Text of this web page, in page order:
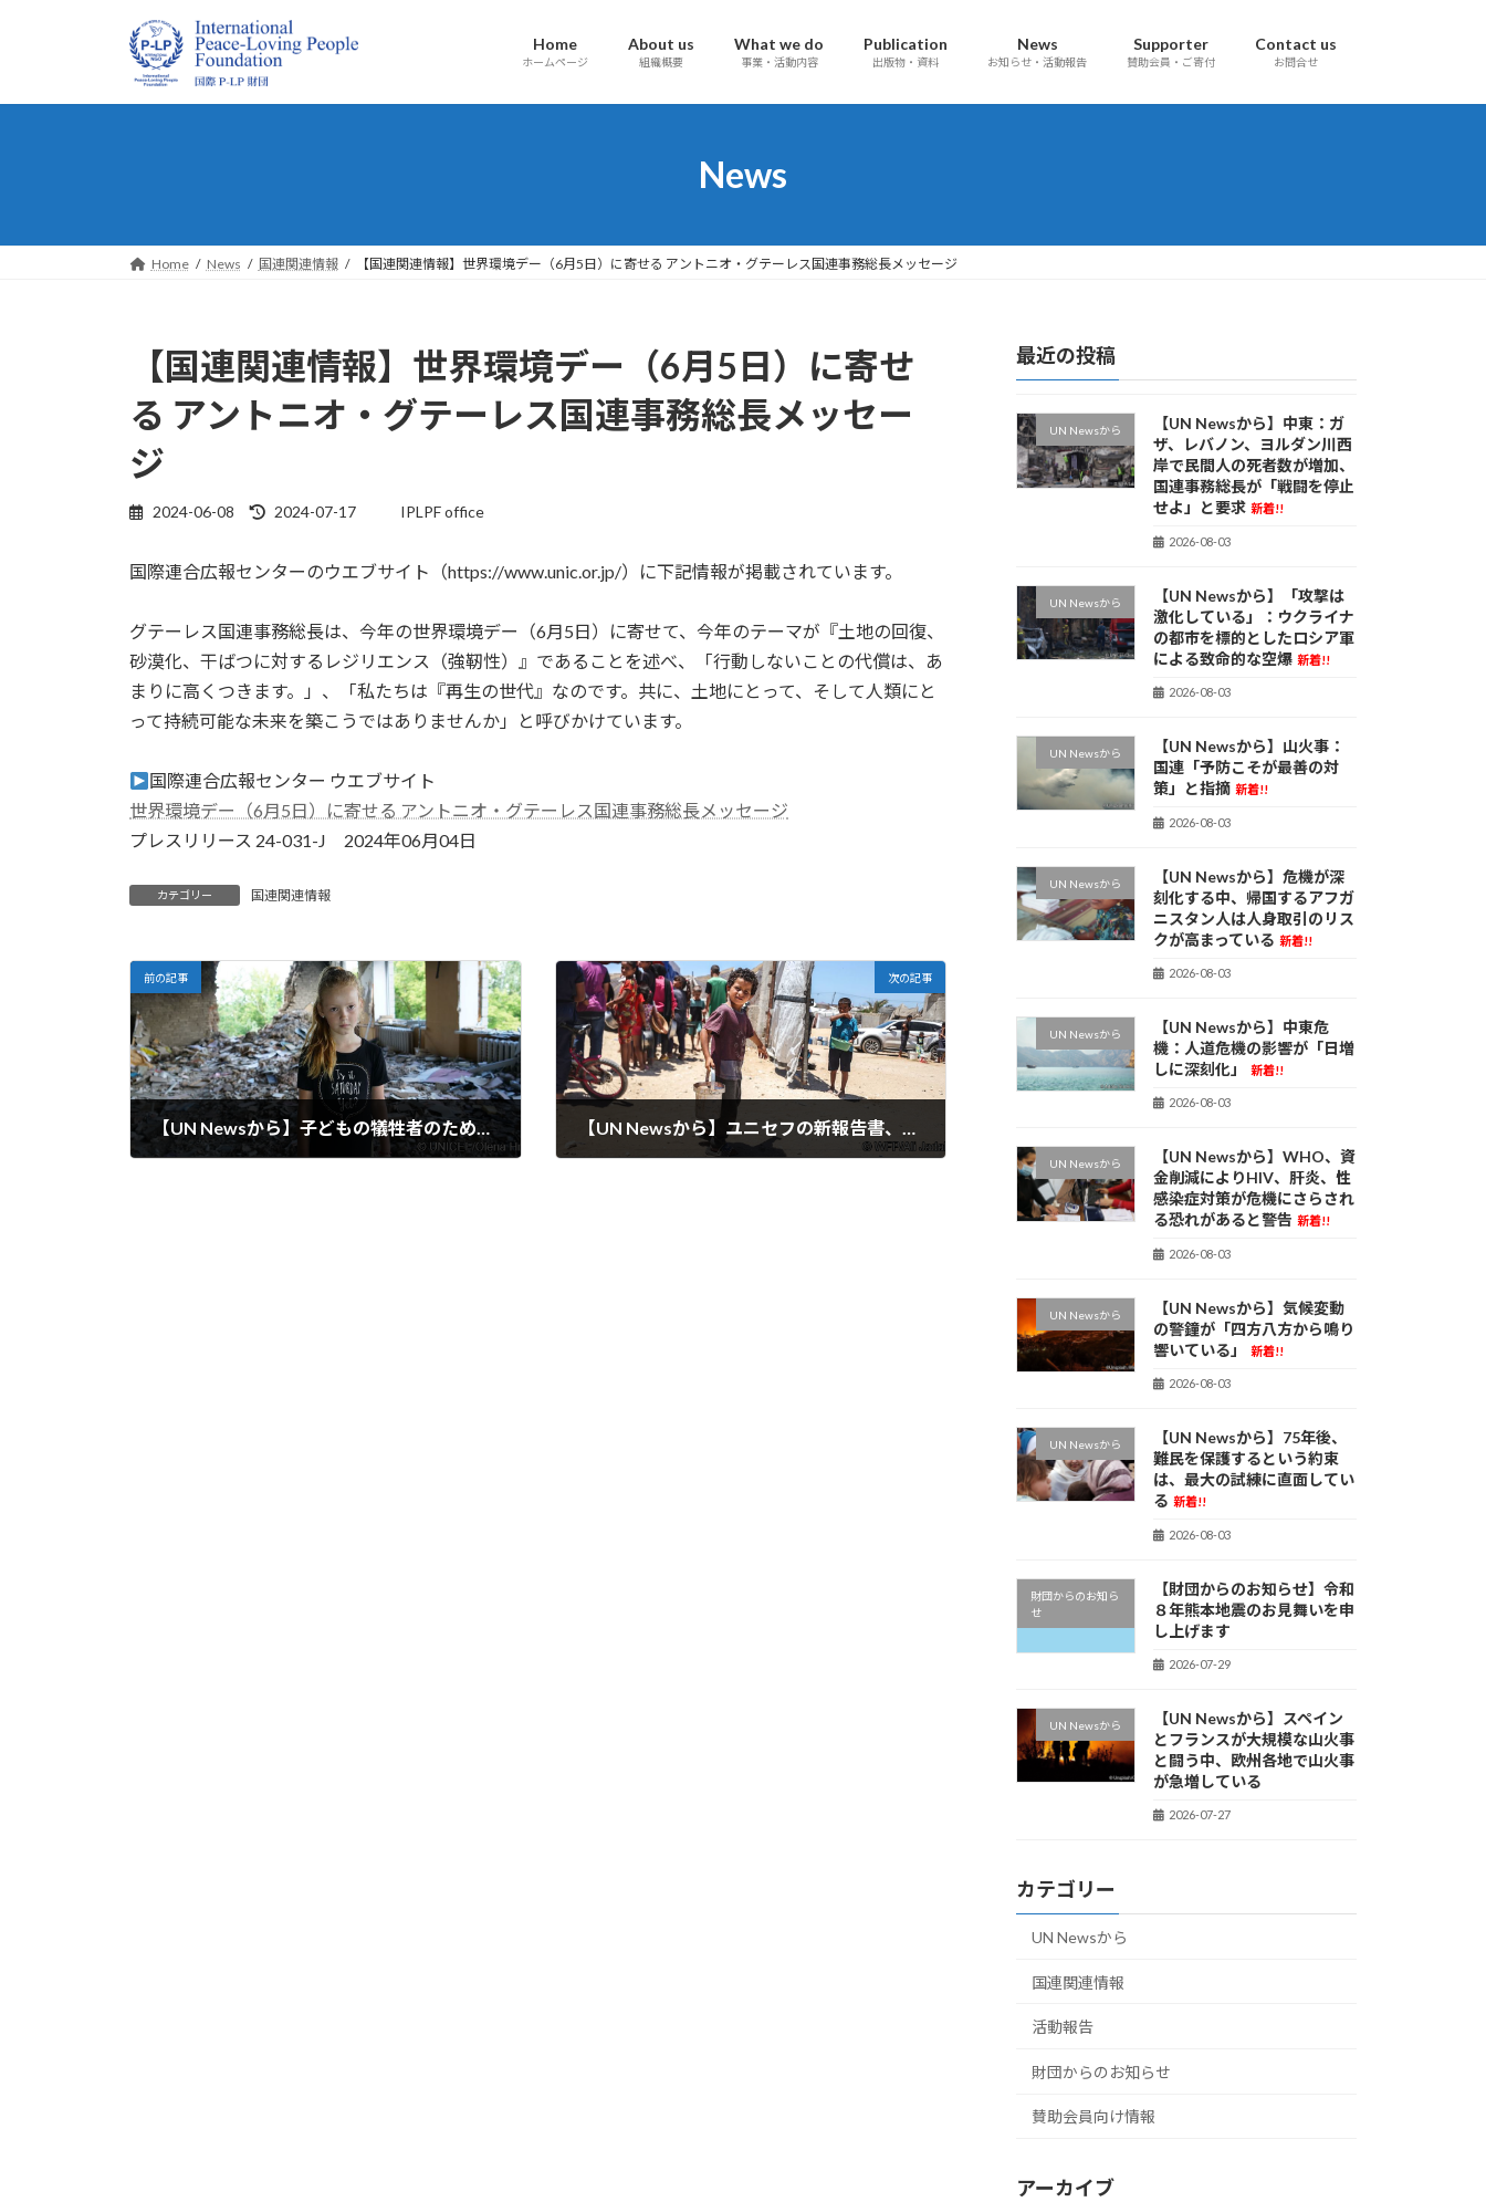
プ
動
Home
ホームページ
About us
組織概要
What we do
事業・活動内容
Publication
出版物・資料
News
お知らせ・活動報告
Supporter
賛助会員・ご寄付
Contact us
お問合せ
News
Home News 国連関連情報 【国連関連情報】世界環境デー（6月5日）に寄せる アントニオ・グテーレス国連事務総長メッセージ
【国連関連情報】世界環境デー（6月5日）に寄せ
る アントニオ・グテーレス国連事務総長メッセー
ジ
2024-06-08
最
新
:
2024-07-17 IPLPF office
国際連合広報センターのウエブサイト（https://www.unic.or.jp/）に下記情報が掲載されています。
グテーレス国連事務総長は、今年の世界環境デー（6月5日）に寄せて、今年のテーマが『土地の回復、
砂漠化、干ばつに対するレジリエンス（強靭性）』であることを述べ、「行動しないことの代償は、あ
まりに高くつきます。」、「私たちは『再生の世代』なのです。共に、土地にとって、そして人類にと
って持続可能な未来を築こうではありませんか」と呼びかけています。
国際連合広報センター ウエブサイト
世界環境デー（6月5日）に寄せる アントニオ・グテーレス国連事務総長メッセージ
プレスリリース 24-031-J 2024年06月04日
カテゴリー 国連関連情報
前の記事
【UN Newsから】子どもの犠牲者のために戦争を常態化させてはならない： ウクライナの人道調整官
次の記事
【UN Newsから】ユニセフの新報告書、世界危機の中で深刻な子どもの食料貧困を明らかに
最近の投稿
UN Newsから
【UN Newsから】中東：ガ
ザ、レバノン、ヨルダン川西
岸で民間人の死者数が増加、
国連事務総長が「戦闘を停止
せよ」と要求 新着!!
2026-08-03
UN Newsから
【UN Newsから】「攻撃は
激化している」：ウクライナ
の都市を標的としたロシア軍
による致命的な空爆 新着!!
2026-08-03
UN Newsから
【UN Newsから】山火事：
国連「予防こそが最善の対
策」と指摘 新着!!
2026-08-03
UN Newsから
【UN Newsから】危機が深
刻化する中、帰国するアフガ
ニスタン人は人身取引のリス
クが高まっている 新着!!
2026-08-03
UN Newsから
【UN Newsから】中東危
機：人道危機の影響が「日増
しに深刻化」
新着!!
2026-08-03
UN Newsから
【UN Newsから】WHO、資
金削減によりHIV、肝炎、性
感染症対策が危機にさらされ
る恐れがあると警告 新着!!
2026-08-03
UN Newsから
【UN Newsから】気候変動
の警鐘が「四方八方から鳴り
響いている」
新着!!
2026-08-03
UN Newsから
【UN Newsから】75年後、
難民を保護するという約束
は、最大の試練に直面してい
る 新着!!
2026-08-03
財団からのお知ら
せ
【財団からのお知らせ】令和
８年熊本地震のお見舞いを申
し上げます
2026-07-29
UN Newsから
【UN Newsから】スペイン
とフランスが大規模な山火事
と闘う中、欧州各地で山火事
が急増している
2026-07-27
カテゴリー
UN Newsから
国連関連情報
活動報告
財団からのお知らせ
賛助会員向け情報
アーカイブ